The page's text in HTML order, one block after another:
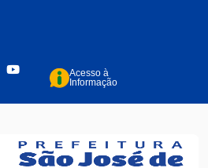
Acesso à
Informação